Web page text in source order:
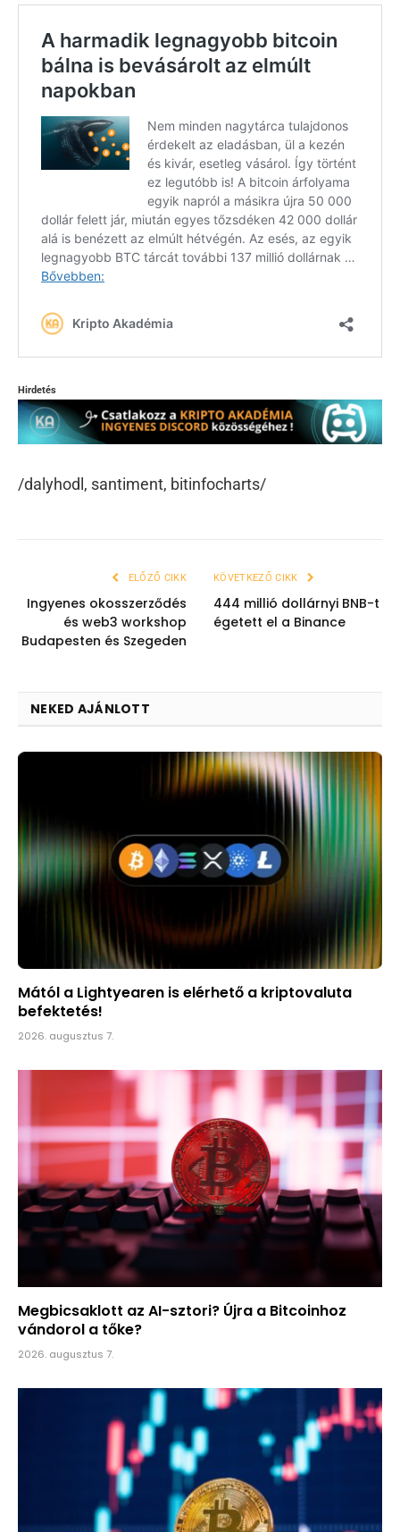
Hirdetés
/dalyhodl, santiment, bitinfocharts/
ELŐZŐ CIKK
Ingyenes okosszerződés
és web3 workshop
Budapesten és Szegeden
KÖVETKEZŐ CIKK
444 millió dollárnyi BNB-t
égetett el a Binance
NEKED AJÁNLOTT
Mától a Lightyearen is elérhető a kriptovaluta
befektetés!
2026. augusztus 7.
Megbicsaklott az AI-sztori? Újra a Bitcoinhoz
vándorol a tőke?
2026. augusztus 7.